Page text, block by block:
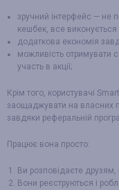
зручний інтерфейс — не
кешбек, все виконується
додаткова економія
можливість отримувати
участь в акції;
Крім того, користувачі
заощаджувати на власних
завдяки реферальній
Працює вона просто:
Ви розповідаєте
Вони реєструються і